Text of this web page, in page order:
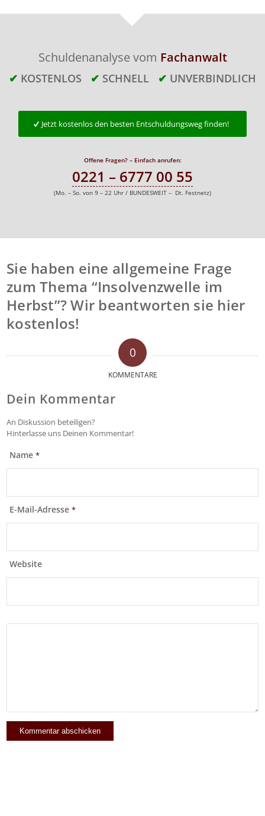
Schuldenanalyse vom Fachanwalt
✔ KOSTENLOS ✔ SCHNELL ✔ UNVERBINDLICH
Jetzt kostenlos den besten Entschuldungsweg finden!
Offene Fragen? – Einfach anrufen:
0221 – 6777 00 55
(Mo. – So. von 9 – 22 Uhr / BUNDESWEIT – Dt. Festnetz)
Sie haben eine allgemeine Frage
zum Thema “Insolvenzwelle im
Herbst”? Wir beantworten sie hier
kostenlos!
0
KOMMENTARE
Dein Kommentar
An Diskussion beteiligen?
Hinterlasse uns Deinen Kommentar!
Name*
E-Mail-Adresse*
Website